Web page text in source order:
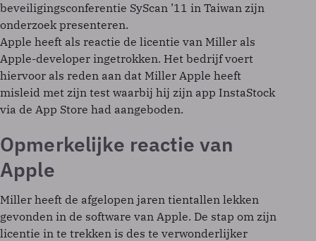
beveiligingsconferentie SyScan ’11 in Taiwan zijn
onderzoek presenteren.
Apple heeft als reactie de licentie van Miller als
Apple-developer ingetrokken. Het bedrijf voert
hiervoor als reden aan dat Miller Apple heeft
misleid met zijn test waarbij hij zijn app InstaStock
via de App Store had aangeboden.
Opmerkelijke reactie van
Apple
Miller heeft de afgelopen jaren tientallen lekken
gevonden in de software van Apple. De stap om zijn
licentie in te trekken is des te verwonderlijker